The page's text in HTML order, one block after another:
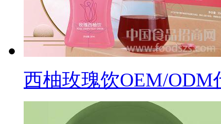
西柚玫瑰饮OEM/ODM